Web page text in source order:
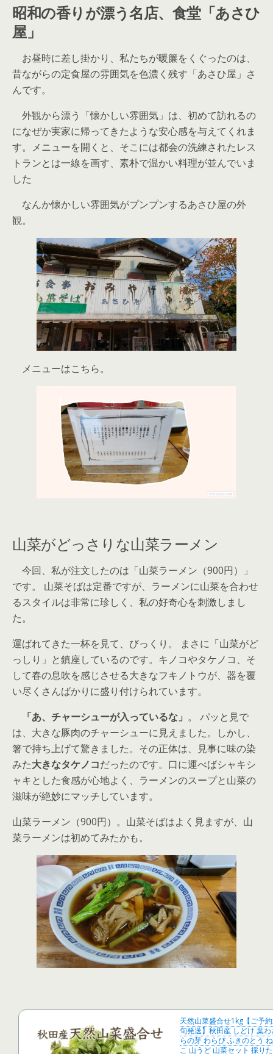
昭和の香りが漂う名店、食堂「あさひ
屋」
お昼時に差し掛かり、私たちが暖簾をくぐったのは、
昔ながらの定食屋の雰囲気を色濃く残す「あさひ屋」さ
んです。
外観から漂う「懐かしい雰囲気」は、初めて訪れるの
になぜか実家に帰ってきたような安心感を与えてくれま
す。メニューを開くと、そこには都会の洗練されたレス
トランとは一線を画す、素朴で温かい料理が並んでいま
した
なんか懐かしい雰囲気がプンプンするあさひ屋の外
観。
メニューはこちら。
山菜がどっさりな山菜ラーメン
今回、私が注文したのは「山菜ラーメン（900円）」
です。 山菜そばは定番ですが、ラーメンに山菜を合わせ
るスタイルは非常に珍しく、私の好奇心を刺激しまし
た。
運ばれてきた一杯を見て、びっくり。 まさに「山菜がど
っしり」と鎮座しているのです。キノコやタケノコ、そ
して春の息吹を感じさせる大きなフキノトウが、器を覆
い尽くさんばかりに盛り付けられています。
「あ、チャーシューが入っているな」 。 パッと見で
は、大きな豚肉のチャーシューに見えました。しかし、
箸で持ち上げて驚きました。その正体は、見事に味の染
みた大きなタケノコだったのです。口に運べばシャキシ
ャキとした食感が心地よく、ラーメンのスープと山菜の
滋味が絶妙にマッチしています。
山菜ラーメン（900円）。山菜そばはよく見ますが、山
菜ラーメンは初めてみたかも。
天然山菜盛合せ1kg【ご予
旬発送】秋田産 しどけ 葉
らの芽 わらび ふきのとう
こ 山うど 山菜セット 採り